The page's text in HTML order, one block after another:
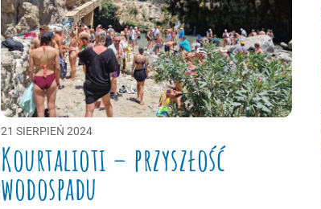
21 SIERPIEŃ 2024
Kourtalioti – przyszłość
wodospadu